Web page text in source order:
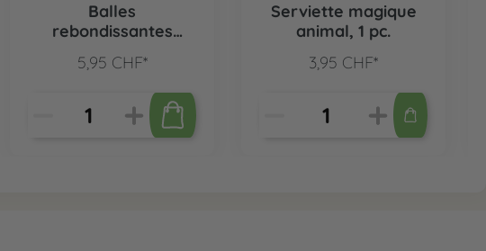
Balles
rebondissantes
pcs.
5,95 CHF*
Serviette magique
animal, 1 pc.
3,95 CHF*